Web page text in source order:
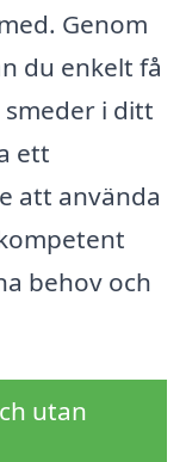
Genom
du enkelt få
i ditt
ett
att använda
behov och
utan